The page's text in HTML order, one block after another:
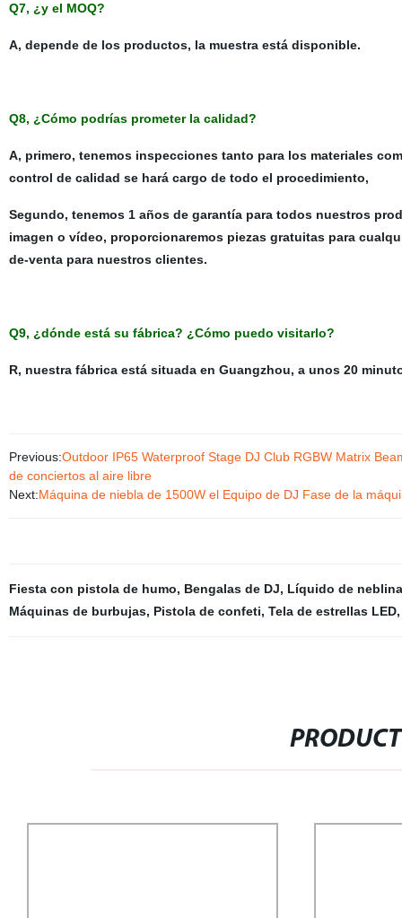
Q7, ¿y el MOQ?
A, depende de los productos, la muestra está disponible.
Q8, ¿Cómo podrías prometer la calidad?
A, primero, tenemos inspecciones tanto para los materiales
control de calidad se hará cargo de todo el procedimiento,
Segundo, tenemos 1 años de garantía para todos nuestros
imagen o vídeo, proporcionaremos piezas gratuitas para
de-venta para nuestros clientes.
Q9, ¿dónde está su fábrica? ¿Cómo puedo visitarlo?
R, nuestra fábrica está situada en Guangzhou, a unos 20
Previous:Outdoor IP65 Waterproof Stage DJ Club RGBW Matrix
de conciertos al aire libre
Next:Máquina de niebla de 1500W el Equipo de DJ Fase de la
Fiesta con pistola de humo, Bengalas de DJ, Líquido de neblina
Máquinas de burbujas, Pistola de confeti, Tela de estrellas LED,